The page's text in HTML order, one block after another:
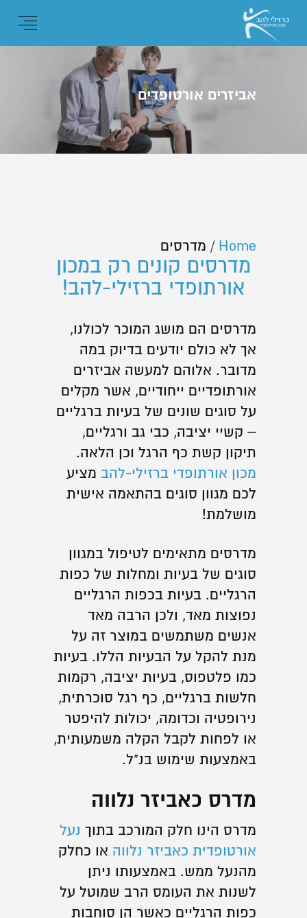
אביזרים אורטופדים
Home
/ מדרסים
מדרסים קונים רק במכון
אורתופדי ברזילי-להב!
מדרסים הם מושג המוכר לכולנו,
אך לא כולם יודעים בדיוק במה
מדובר. אלוהם למעשה אביזרים
אורתופדיים ייחודיים, אשר מקלים
על סוגים שונים של בעיות ברגליים
– קשיי יציבה, כבי גב ורגליים,
תיקון קשת כף הרגל וכן הלאה.
מכון אורתופדי ברזילי-להב מציע
לכם מגוון סוגים בהתאמה אישית
מושלמת!
מדרסים מתאימים לטיפול במגוון
סוגים של בעיות ומחלות של כפות
הרגליים. בעיות בכפות הרגליים
נפוצות מאד, ולכן הרבה מאד
אנשים משתמשים במוצר זה על
מנת להקל על הבעיות הללו. בעיות
כמו פלטפוס, בעיות יציבה, רקמות
חלשות ברגליים, כף רגל סוכרתית,
נירופטיה וכדומה, יכולות להיפטר
או לפחות לקבל הקלה משמעותית,
באמצעות שימוש בנ"ל.
מדרס כאביזר נלווה
מדרס הינו חלק המורכב בתוך נעל
אורטופדית כאביזר נלווה או כחלק
מהנעל ממש. באמצעותו ניתן
לשנות את העומס הרב שמוטל על
כפות הרגליים כאשר הן סוחבות